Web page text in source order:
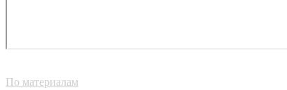
По материалам